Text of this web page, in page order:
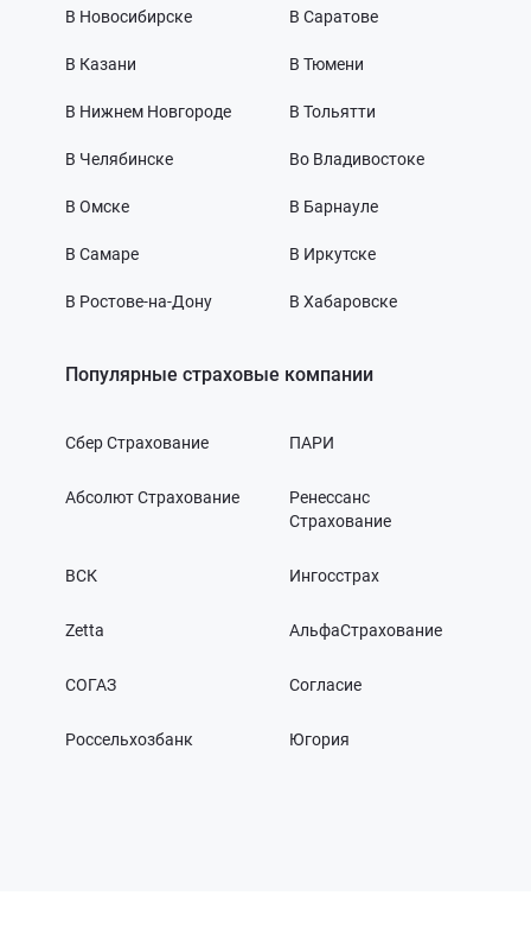
В Новосибирске
В Казани
В Нижнем Новгороде
В Челябинске
В Омске
В Самаре
В Ростове-на-Дону
В Саратове
В Тюмени
В Тольятти
Во Владивостоке
В Барнауле
В Иркутске
В Хабаровске
Популярные страховые компании
Сбер Страхование ПАРИ
Абсолют Страхование
Ренессанс
Страхование
ВСК Ингосстрах
Zetta АльфаСтрахование
СОГАЗ Согласие
Россельхозбанк Югория